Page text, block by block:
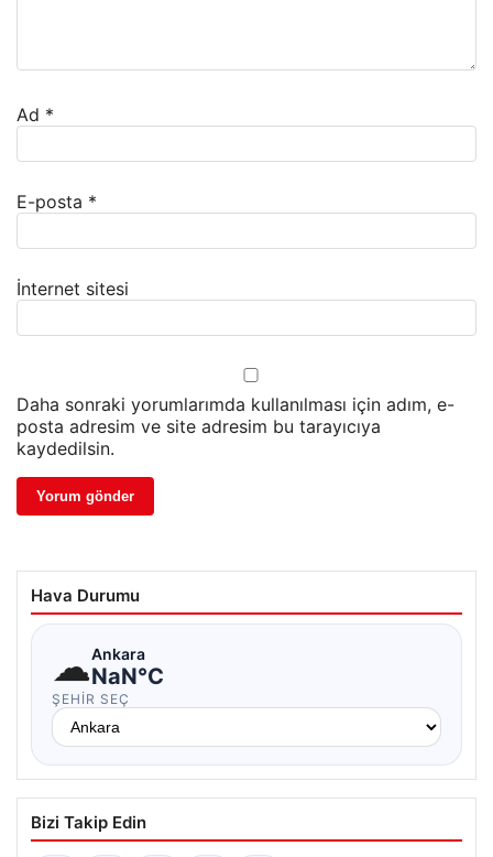
Ad *
E-posta *
İnternet sitesi
Daha sonraki yorumlarımda kullanılması için adım, e-
posta adresim ve site adresim bu tarayıcıya
kaydedilsin.
Hava Durumu
☁Ankara
NaN°C
ŞEHIR SEÇ
Bizi Takip Edin